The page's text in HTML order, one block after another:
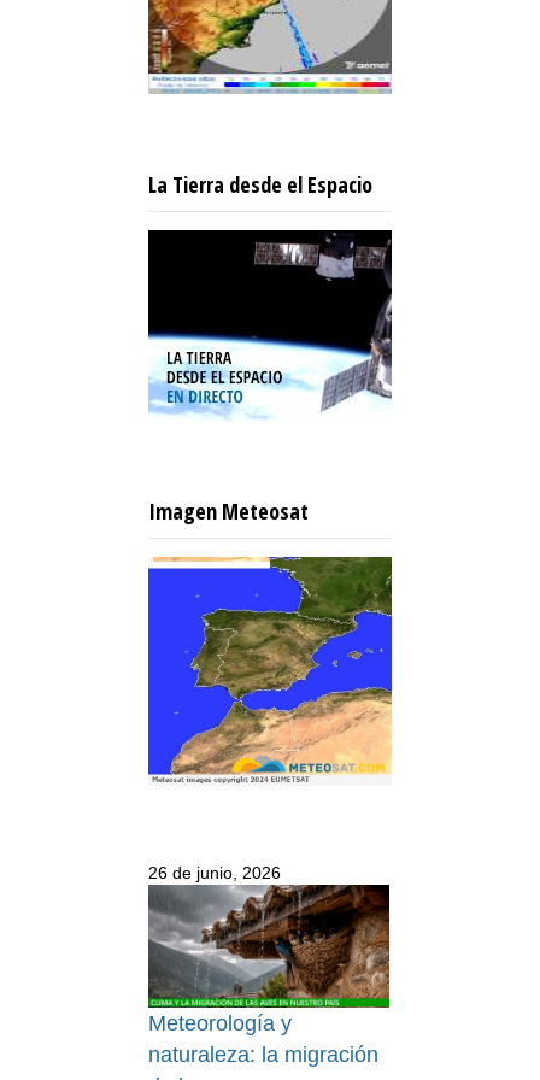
La Tierra desde el Espacio
Imagen Meteosat
26 de junio, 2026
Meteorología y
naturaleza: la migración